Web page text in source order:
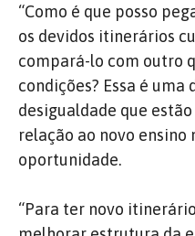
“Como é que posso
os devidos itinerários
compará-lo com outro
condições? Essa é uma
desigualdade que
relação ao novo ensino
oportunidade.
“Para ter novo